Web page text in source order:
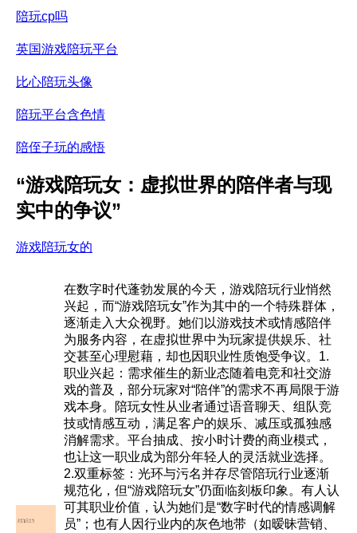
陪玩cp吗
英国游戏陪玩平台
比心陪玩头像
陪玩平台含色情
陪侄子玩的感悟
“游戏陪玩女：虚拟世界的陪伴者与现
实中的争议”
游戏陪玩女的
在数字时代蓬勃发展的今天，游戏陪玩行业悄然
兴起，而“游戏陪玩女”作为其中的一个特殊群体，
逐渐走入大众视野。她们以游戏技术或情感陪伴
为服务内容，在虚拟世界中为玩家提供娱乐、社
交甚至心理慰藉，却也因职业性质饱受争议。1.
职业兴起：需求催生的新业态随着电竞和社交游
戏的普及，部分玩家对“陪伴”的需求不再局限于游
戏本身。陪玩女性从业者通过语音聊天、组队竞
技或情感互动，满足客户的娱乐、减压或孤独感
消解需求。平台抽成、按小时计费的商业模式，
也让这一职业成为部分年轻人的灵活就业选择。
2.双重标签：光环与污名并存尽管陪玩行业逐渐
规范化，但“游戏陪玩女”仍面临刻板印象。有人认
可其职业价值，认为她们是“数字时代的情感调解
员”；也有人因行业内的灰色地带（如暧昧营销、